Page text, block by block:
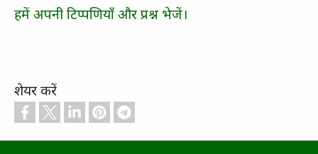
हमें अपनी टिप्पणियाँ और प्रश्न भेजें।
शेयर करें